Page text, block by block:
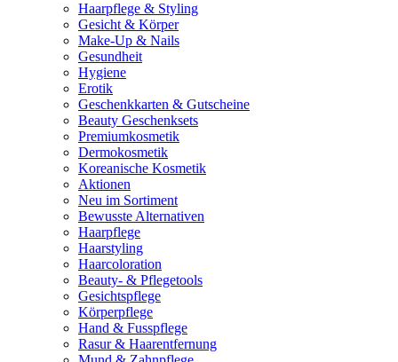
Haarpflege & Styling
Gesicht & Körper
Make-Up & Nails
Gesundheit
Hygiene
Erotik
Geschenkkarten & Gutscheine
Beauty Geschenksets
Premiumkosmetik
Dermokosmetik
Koreanische Kosmetik
Aktionen
Neu im Sortiment
Bewusste Alternativen
Haarpflege
Haarstyling
Haarcoloration
Beauty- & Pflegetools
Gesichtspflege
Körperpflege
Hand & Fusspflege
Rasur & Haarentfernung